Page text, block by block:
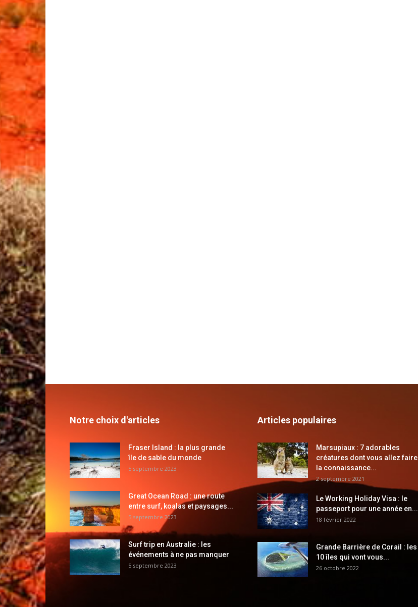
Notre choix d'articles
Fraser Island : la plus grande
île de sable du monde
5 septembre 2023
Great Ocean Road : une route
entre surf, koalas et paysages...
5 septembre 2023
Surf trip en Australie : les
événements à ne pas manquer
5 septembre 2023
Articles populaires
Marsupiaux : 7 adorables
créatures dont vous allez faire
la connaissance...
2 septembre 2021
Le Working Holiday Visa : le
passeport pour une année en...
18 février 2022
Grande Barrière de Corail : les
10 îles qui vont vous...
26 octobre 2022